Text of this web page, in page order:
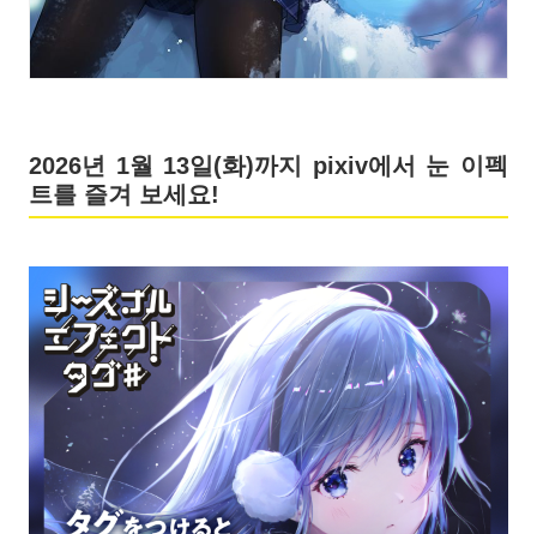
2026년 1월 13일(화)까지 pixiv에서 눈 이펙
트를 즐겨 보세요!